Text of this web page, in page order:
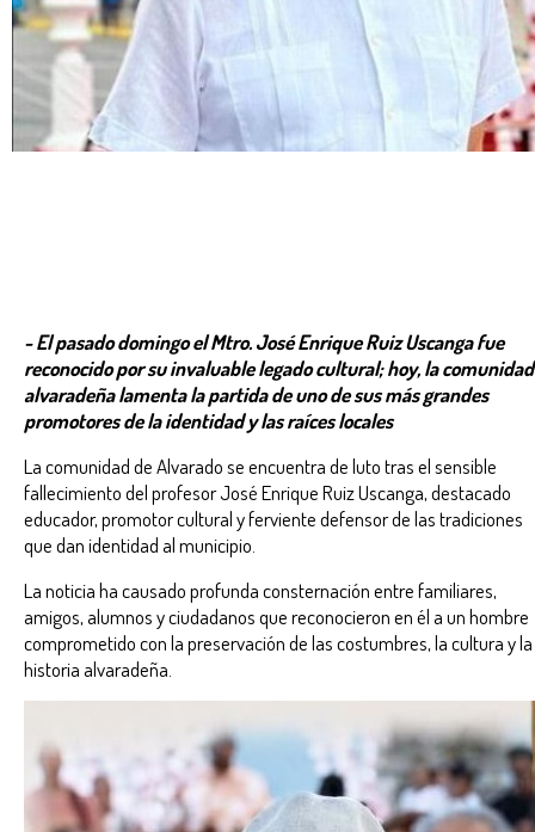
- El pasado domingo el Mtro. José Enrique Ruiz Uscanga fue
reconocido por su invaluable legado cultural; hoy, la comunidad
alvaradeña lamenta la partida de uno de sus más grandes
promotores de la identidad y las raíces locales
La comunidad de Alvarado se encuentra de luto tras el sensible
fallecimiento del profesor José Enrique Ruiz Uscanga, destacado
educador, promotor cultural y ferviente defensor de las tradiciones
que dan identidad al municipio.
La noticia ha causado profunda consternación entre familiares,
amigos, alumnos y ciudadanos que reconocieron en él a un hombre
comprometido con la preservación de las costumbres, la cultura y la
historia alvaradeña.